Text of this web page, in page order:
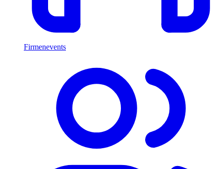
Firmenevents